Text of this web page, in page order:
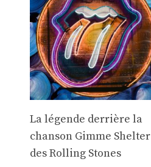
La légende derrière la
chanson Gimme Shelter
des Rolling Stones